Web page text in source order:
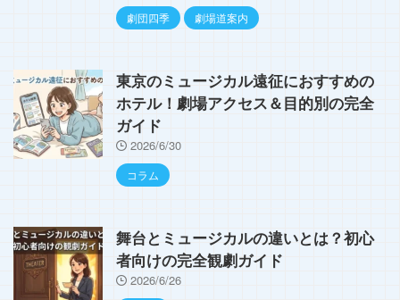
劇団四季 劇場道案内
東京のミュージカル遠征におすすめの
ホテル！劇場アクセス＆目的別の完全
ガイド
2026/6/30
コラム
舞台とミュージカルの違いとは？初心
者向けの完全観劇ガイド
2026/6/26